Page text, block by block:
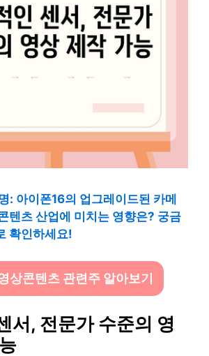
: 아이폰16의 업그레이드된 카메
텐츠 산업에 미치는 영향은? 궁금
확인하세요!
상콘텐츠 관련주 알아보기
서, 전문가 수준의 영